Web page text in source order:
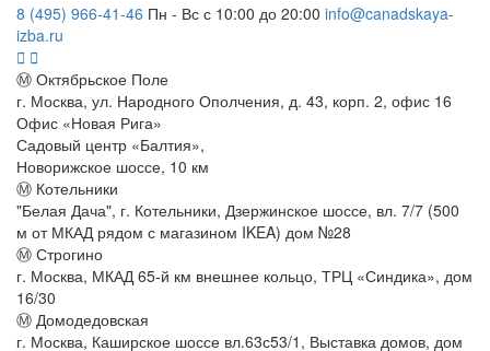
8 (495) 966-41-46 Пн - Вс с 10:00 до 20:00 info@canadskaya-
izba.ru
Ⓜ Октябрьское Поле
г. Москва, ул. Народного Ополчения, д. 43, корп. 2, офис 16
Офис «Новая Рига»
Садовый центр «Балтия»,
Новорижское шоссе, 10 км
Ⓜ Котельники
"Белая Дача", г. Котельники, Дзержинское шоссе, вл. 7/7 (500
м от МКАД рядом с магазином IKEA) дом №28
Ⓜ Строгино
г. Москва, МКАД 65-й км внешнее кольцо, ТРЦ «Синдика», дом
16/30
Ⓜ Домодедовская
г. Москва, Каширское шоссе вл.63с53/1, Выставка домов, дом